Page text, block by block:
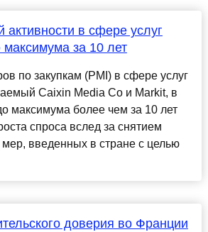
активности в сфере услуг
за 10 лет
по закупкам (PMI) в сфере услуг
Caixin Media Co и Markit, в
максимума более чем за 10 лет
спроса вслед за снятием
мер, введенных в стране с целью
доверия во Франции